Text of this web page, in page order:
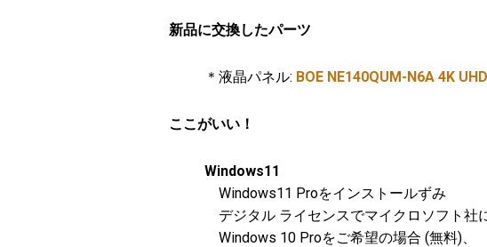
新品に交換したパーツ
＊液晶パネル: BOE NE140QUM-N6A 4K
ここがいい！
Windows11
Windows11 Proをインストールずみ
デジタル ライセンスでマイクロソフト社
Windows 10 Proをご希望の場合 (無料)、